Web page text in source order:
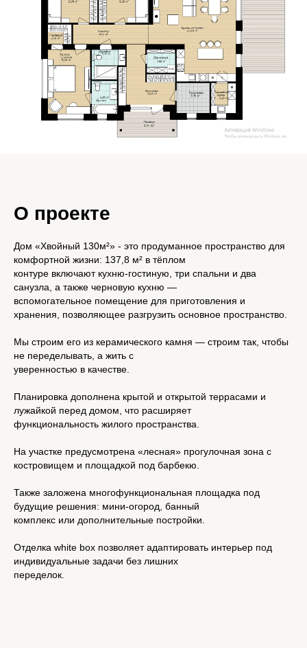
О проекте
Дом «Хвойный 130м²» - это продуманное пространство для
комфортной жизни: 137,8 м² в тёплом
контуре включают кухню-гостиную, три спальни и два
санузла, а также черновую кухню —
вспомогательное помещение для приготовления и
хранения, позволяющее разгрузить основное пространство.
Мы строим его из керамического камня — строим так, чтобы
не переделывать, а жить с
уверенностью в качестве.
Планировка дополнена крытой и открытой террасами и
лужайкой перед домом, что расширяет
функциональность жилого пространства.
На участке предусмотрена «лесная» прогулочная зона с
костровищем и площадкой под барбекю.
Также заложена многофункциональная площадка под
будущие решения: мини-огород, банный
комплекс или дополнительные постройки.
Отделка white box позволяет адаптировать интерьер под
индивидуальные задачи без лишних
переделок.
Каким Вы
увидите дом
на выставке
в 2026 году
80%
Общая готовность к выставке OVU 2026: